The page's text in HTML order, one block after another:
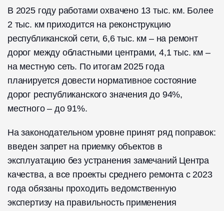
В 2025 году работами охвачено 13 тыс. км. Более
2 тыс. км приходится на реконструкцию
республиканской сети, 6,6 тыс. км – на ремонт
дорог между областными центрами, 4,1 тыс. км –
на местную сеть. По итогам 2025 года
планируется довести нормативное состояние
дорог республиканского значения до 94%,
местного – до 91%.
На законодательном уровне принят ряд поправок:
введен запрет на приемку объектов в
эксплуатацию без устранения замечаний Центра
качества, а все проекты среднего ремонта с 2023
года обязаны проходить ведомственную
экспертизу на правильность применения